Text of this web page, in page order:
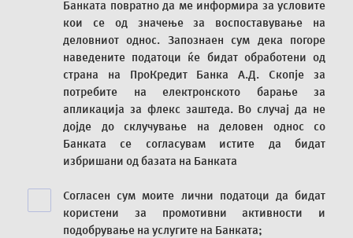
Банката повратно да ме информира за условите
кои се од значење за воспоставување на
деловниот однос. Запознаен сум дека погоре
наведените податоци ќе бидат обработени од
страна на ПроКредит Банка А.Д. Скопје за
потребите на електронското барање за
апликација за флекс заштеда. Во случај да не
дојде до склучување на деловен однос со
Банката се согласувам истите да бидат
избришани од базата на Банката
Согласен сум моите лични податоци да бидат
користени за промотивни активности и
подобрување на услугите на Банката;